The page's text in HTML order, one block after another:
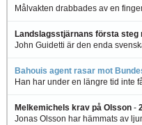
Målvakten drabbades av en
Landslagsstjärnans första steg
John Guidetti är den enda
Bahouis agent rasar mot
Han har under en längre tid inte
Melkemichels krav på Olsson -
Jonas Olsson har hämmats av